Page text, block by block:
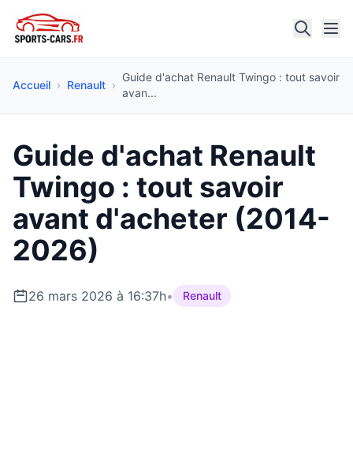
Accueil › Renault ›
Guide d'achat Renault Twingo : tout savoir
avan...
Guide d'achat Renault
Twingo : tout savoir
avant d'acheter (2014-
2026)
26 mars 2026 à 16:37h• Renault